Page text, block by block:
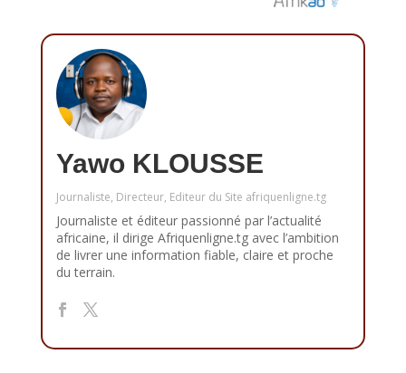
Yawo KLOUSSE
Journaliste, Directeur, Editeur du Site afriquenligne.tg
Journaliste et éditeur passionné par l’actualité
africaine, il dirige Afriquenligne.tg avec l’ambition
de livrer une information fiable, claire et proche
du terrain.